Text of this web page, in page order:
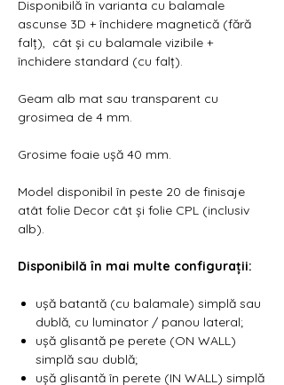
Disponibilă în varianta cu balamale
ascunse 3D + închidere magnetică (fără
falț), cât și cu balamale vizibile +
închidere standard (cu falț).
Geam alb mat sau transparent cu
grosimea de 4 mm.
Grosime foaie ușă 40 mm.
Model disponibil în peste 20 de finisaje
atât folie Decor cât și folie CPL (inclusiv
alb).
Disponibilă în mai multe configurații:
ușă batantă (cu balamale) simplă sau
dublă, cu luminator / panou lateral;
ușă glisantă pe perete (ON WALL)
simplă sau dublă;
ușă glisantă în perete (IN WALL) simplă